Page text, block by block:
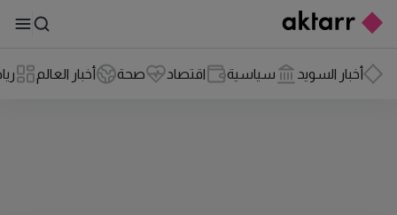
أخبار السويد سياسية اقتصاد صحة أخبار العالم